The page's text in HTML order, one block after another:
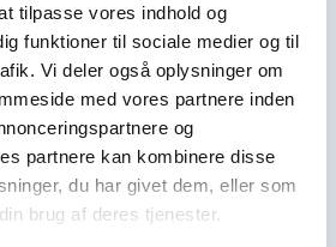
tilpasse vores indhold og
funktioner til sociale medier og til
Vi deler også oplysninger om
med vores partnere inden
og
partnere kan kombinere disse
du har givet dem, eller som
brug af deres tjenester.
spejdergruppen/FDF’ere, m.fl.
Kontor
Tjenpengeogstoet.dk
Ejby Industrivej 91
DK – 2600 Glostrup
CVR: 19347508